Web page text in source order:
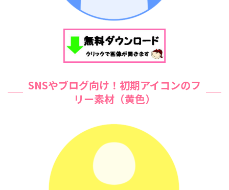
SNSやブログ向け！初期アイコンのフ
リー素材（黄色）